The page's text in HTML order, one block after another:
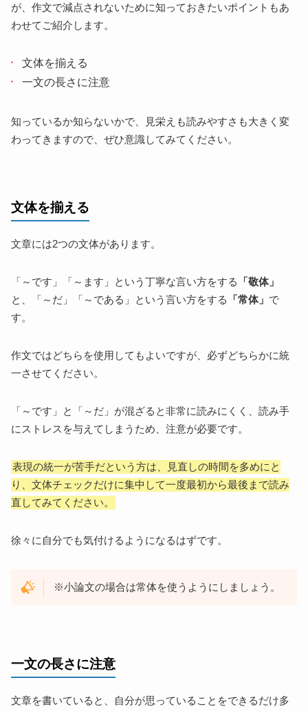
が、作文で減点されないために知っておきたいポイントもあ
わせてご紹介します。
文体を揃える
一文の長さに注意
知っているか知らないかで、見栄えも読みやすさも大きく変
わってきますので、ぜひ意識してみてください。
文体を揃える
文章には2つの文体があります。
「～です」「～ます」という丁寧な言い方をする
「敬体」
と、「～だ」「～である」という言い方をする
「常体」 で
す。
作文ではどちらを使用してもよいですが、必ずどちらかに統
一させてください。
「～です」と「～だ」が混ざると非常に読みにくく、読み手
にストレスを与えてしまうため、注意が必要です。
表現の統一が苦手だという方は、見直しの時間を多めにと
り、文体チェックだけに集中して一度最初から最後まで読み
直してみてください。
徐々に自分でも気付けるようになるはずです。
※小論文の場合は常体を使うようにしましょう。
一文の長さに注意
文章を書いていると、自分が思っていることをできるだけ多